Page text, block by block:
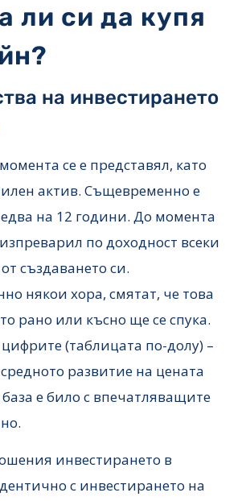
ли си да купя
на инвестирането
се е представял, като
актив. Същевременно е
на 12 години. До момента
по доходност всеки
създаването си.
някои хора, смятат, че това
рано или късно ще се спука.
(таблицата по-долу) –
развитие на цената
е било с впечатляващите
инвестирането в
с инвестирането на